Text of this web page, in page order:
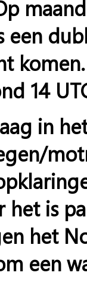
een
14
in
het is
het
een